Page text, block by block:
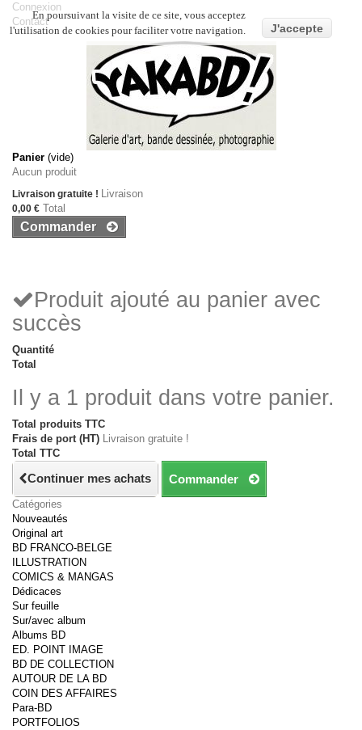
Connexion
Contact
Panier (vide)
Aucun produit
Livraison gratuite ! Livraison
0,00 € Total
Commander
Produit ajouté au panier avec
succès
Quantité
Total
Il y a 1 produit dans votre panier.
Total produits TTC
Frais de port (HT) Livraison gratuite !
Total TTC
Continuer mes achats Commander
Catégories
Nouveautés
Original art
BD FRANCO-BELGE
ILLUSTRATION
COMICS & MANGAS
Dédicaces
Sur feuille
Sur/avec album
Albums BD
ED. POINT IMAGE
BD DE COLLECTION
AUTOUR DE LA BD
COIN DES AFFAIRES
Para-BD
PORTFOLIOS
En poursuivant la visite de ce site, vous acceptez
l'utilisation de cookies pour faciliter votre navigation.
J'accepte